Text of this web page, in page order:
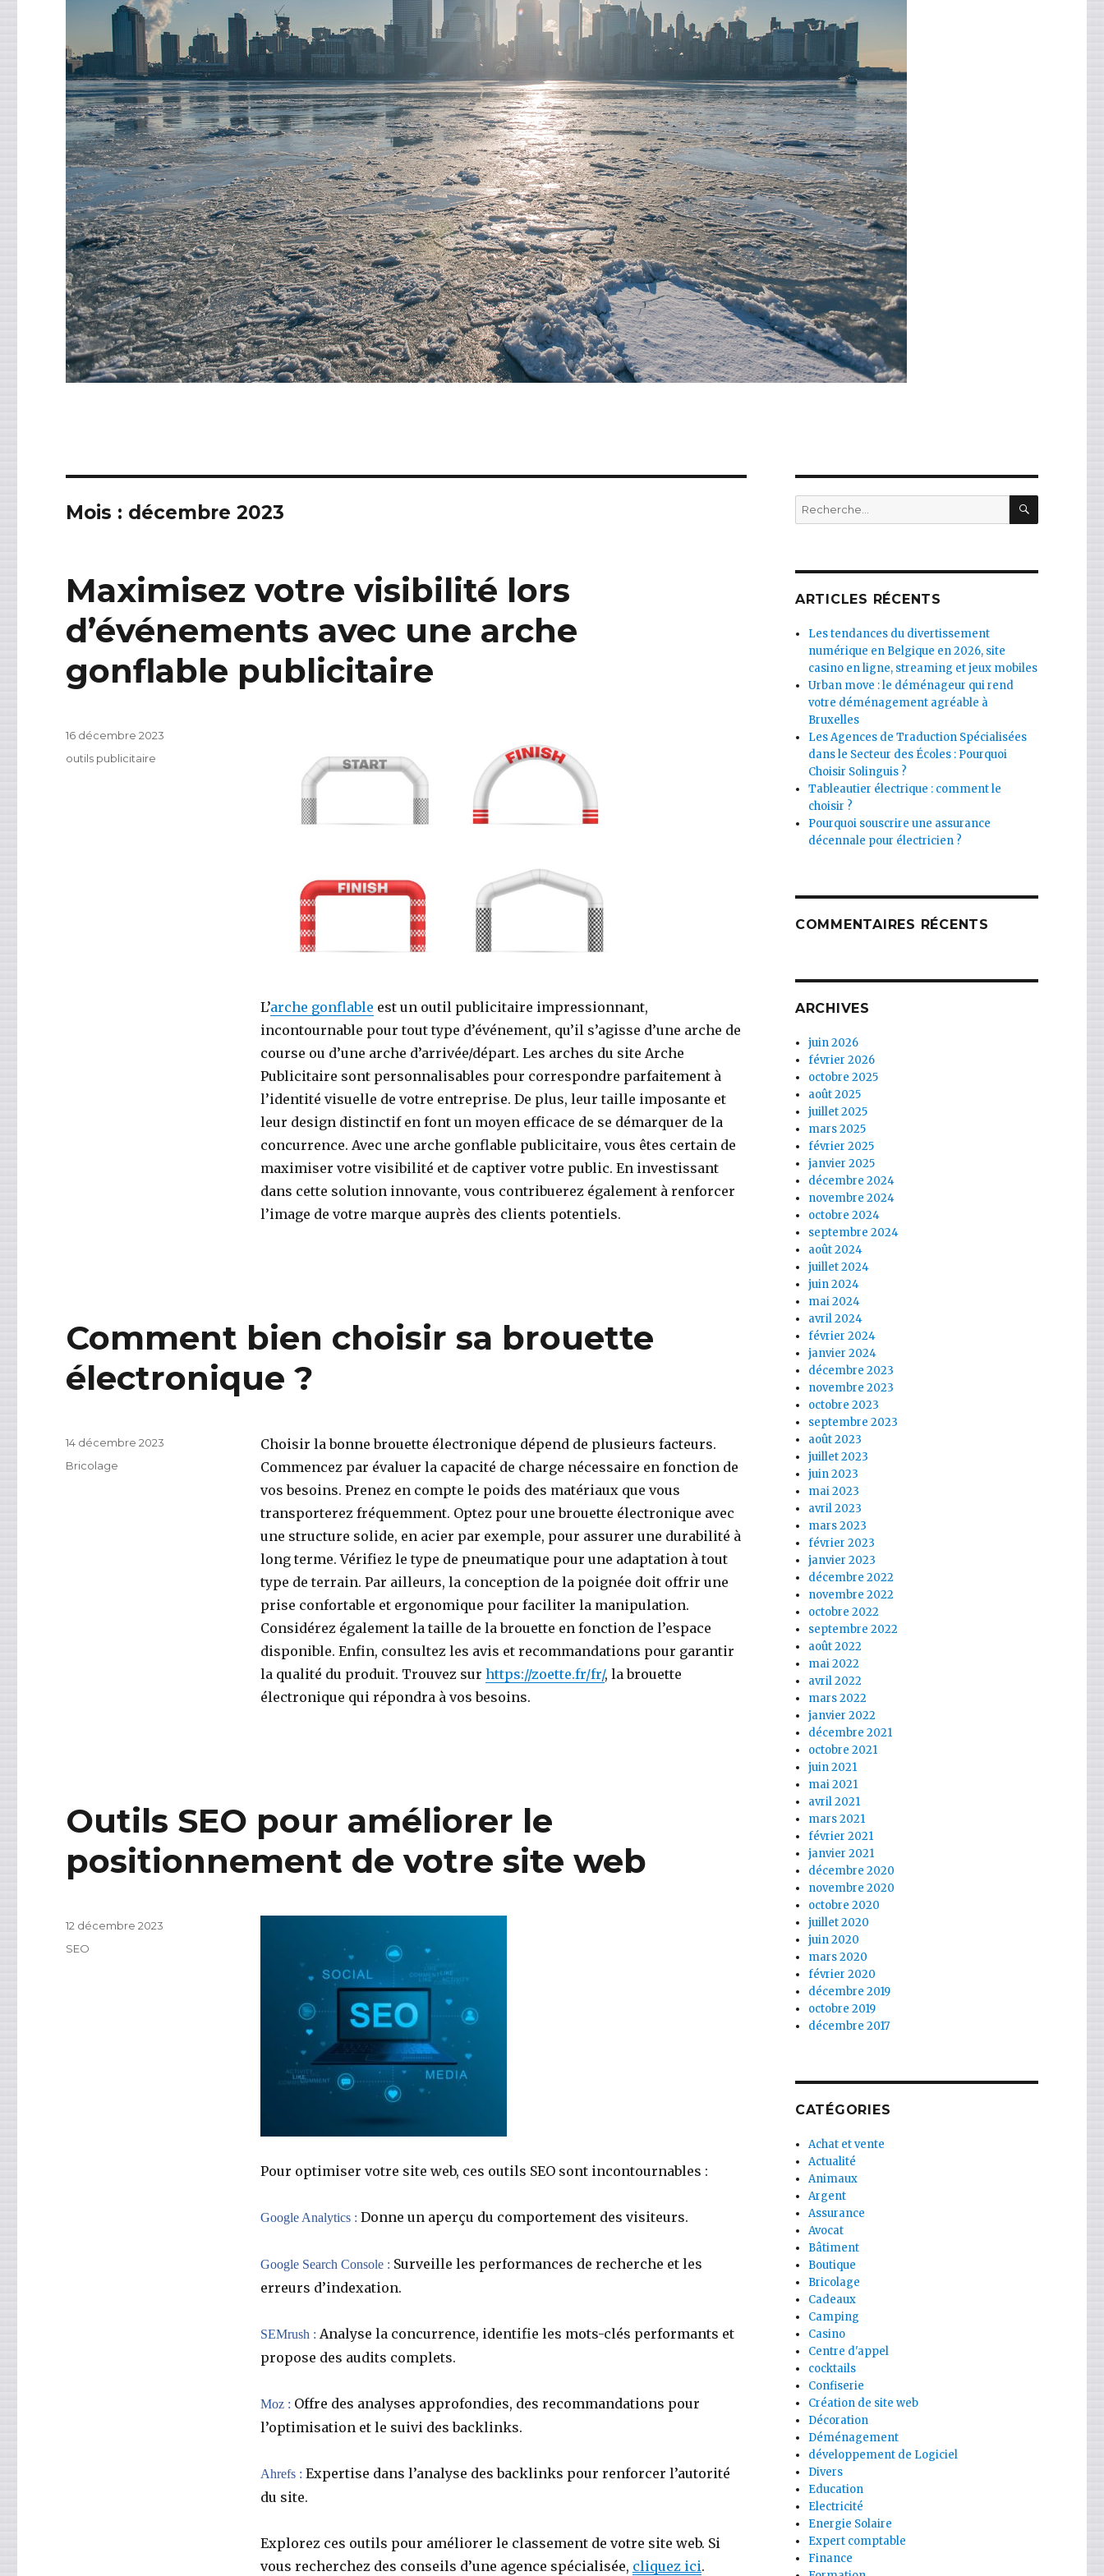
Mois : décembre 2023
Maximisez votre visibilité lors
d’événements avec une arche
gonflable publicitaire
L’arche gonflable est un outil publicitaire impressionnant,
incontournable pour tout type d’événement, qu’il s’agisse d’une arche de
course ou d’une arche d’arrivée/départ. Les arches du site Arche
Publicitaire sont personnalisables pour correspondre parfaitement à
l’identité visuelle de votre entreprise. De plus, leur taille imposante et
leur design distinctif en font un moyen efficace de se démarquer de la
concurrence. Avec une arche gonflable publicitaire, vous êtes certain de
maximiser votre visibilité et de captiver votre public. En investissant
dans cette solution innovante, vous contribuerez également à renforcer
l’image de votre marque auprès des clients potentiels.
Publié
16 décembre 2023
Catégories
outils publicitaire
Comment bien choisir sa brouette
électronique ?
Choisir la bonne brouette électronique dépend de plusieurs facteurs.
Commencez par évaluer la capacité de charge nécessaire en fonction de
vos besoins. Prenez en compte le poids des matériaux que vous
transporterez fréquemment. Optez pour une brouette électronique avec
une structure solide, en acier par exemple, pour assurer une durabilité à
long terme. Vérifiez le type de pneumatique pour une adaptation à tout
type de terrain. Par ailleurs, la conception de la poignée doit offrir une
prise confortable et ergonomique pour faciliter la manipulation.
Considérez également la taille de la brouette en fonction de l’espace
disponible. Enfin, consultez les avis et recommandations pour garantir
la qualité du produit. Trouvez sur https://zoette.fr/fr/, la brouette
électronique qui répondra à vos besoins.
Publié
le
14 décembre 2023
Catégories
Bricolage
Outils SEO pour améliorer le
positionnement de votre site web
Pour optimiser votre site web, ces outils SEO sont incontournables :
Google Analytics : Donne un aperçu du comportement des visiteurs.
Google Search Console : Surveille les performances de recherche et les
erreurs d’indexation.
SEMrush : Analyse la concurrence, identifie les mots-clés performants et
propose des audits complets.
Moz : Offre des analyses approfondies, des recommandations pour
l’optimisation et le suivi des backlinks.
Ahrefs : Expertise dans l’analyse des backlinks pour renforcer l’autorité
du site.
Explorez ces outils pour améliorer le classement de votre site web. Si
vous recherchez des conseils d’une agence spécialisée, cliquez ici.
Publié
le
12 décembre 2023
Catégories
SEO
Recherche
pour
ARTICLES RÉCENTS
Les tendances du divertissement
numérique en Belgique en 2026, site
casino en ligne, streaming et jeux mobiles
Urban move : le déménageur qui rend
votre déménagement agréable à
Bruxelles
Les Agences de Traduction Spécialisées
dans le Secteur des Écoles : Pourquoi
Choisir Solinguis ?
Tableautier électrique : comment le
choisir ?
Pourquoi souscrire une assurance
décennale pour électricien ?
COMMENTAIRES RÉCENTS
ARCHIVES
juin 2026
février 2026
octobre 2025
août 2025
juillet 2025
mars 2025
février 2025
janvier 2025
décembre 2024
novembre 2024
octobre 2024
septembre 2024
août 2024
juillet 2024
juin 2024
mai 2024
avril 2024
février 2024
janvier 2024
décembre 2023
novembre 2023
octobre 2023
septembre 2023
août 2023
juillet 2023
juin 2023
mai 2023
avril 2023
mars 2023
février 2023
janvier 2023
décembre 2022
novembre 2022
octobre 2022
septembre 2022
août 2022
mai 2022
avril 2022
mars 2022
janvier 2022
décembre 2021
octobre 2021
juin 2021
mai 2021
avril 2021
mars 2021
février 2021
janvier 2021
décembre 2020
novembre 2020
octobre 2020
juillet 2020
juin 2020
mars 2020
février 2020
décembre 2019
octobre 2019
décembre 2017
CATÉGORIES
Achat et vente
Actualité
Animaux
Argent
Assurance
Avocat
Bâtiment
Boutique
Bricolage
Cadeaux
Camping
Casino
Centre d'appel
cocktails
Confiserie
Création de site web
Décoration
Déménagement
développement de Logiciel
Divers
Education
Electricité
Energie Solaire
Expert comptable
Finance